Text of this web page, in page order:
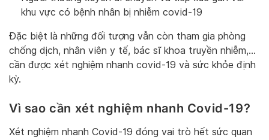
khu vực có bệnh nhân bị nhiễm covid-19
Đặc biệt là những đối tượng vẫn còn tham gia phòng
chống dịch, nhân viên y tế, bác sĩ khoa truyền nhiễm,…
cần được xét nghiệm nhanh covid-19 và sức khỏe định
kỳ.
Vì sao cần xét nghiệm nhanh Covid-19?
Xét nghiệm nhanh Covid-19 đóng vai trò hết sức quan